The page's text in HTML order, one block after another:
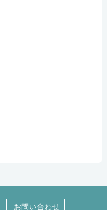
お問い合わせ